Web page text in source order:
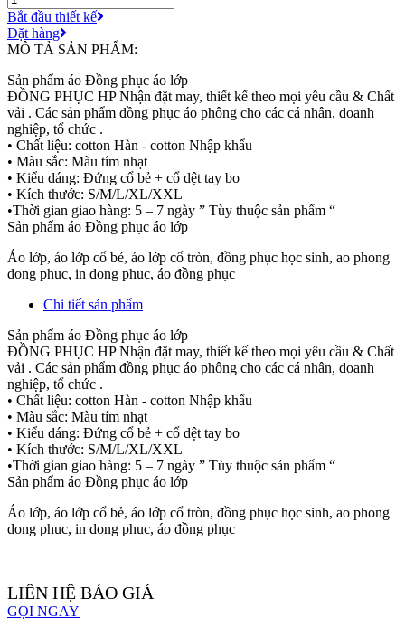
Bắt đầu thiết kế
Đặt hàng
MÔ TẢ SẢN PHẨM:
Sản phẩm áo Đồng phục áo lớp
ĐỒNG PHỤC HP Nhận đặt may, thiết kế theo mọi yêu cầu & Chất
vải . Các sản phẩm đồng phục áo phông cho các cá nhân, doanh
nghiệp, tổ chức .
• Chất liệu: cotton Hàn - cotton Nhập khẩu
• Màu sắc: Màu tím nhạt
• Kiểu dáng: Đứng cổ bẻ + cổ dệt tay bo
• Kích thước: S/M/L/XL/XXL
•Thời gian giao hàng: 5 – 7 ngày ” Tùy thuộc sản phẩm “
Sản phẩm áo Đồng phục áo lớp
Áo lớp, áo lớp cổ bẻ, áo lớp cổ tròn, đồng phục học sinh, ao phong
dong phuc, in dong phuc, áo đồng phục
Chi tiết sản phẩm
Sản phẩm áo Đồng phục áo lớp
ĐỒNG PHỤC HP Nhận đặt may, thiết kế theo mọi yêu cầu & Chất
vải . Các sản phẩm đồng phục áo phông cho các cá nhân, doanh
nghiệp, tổ chức .
• Chất liệu: cotton Hàn - cotton Nhập khẩu
• Màu sắc: Màu tím nhạt
• Kiểu dáng: Đứng cổ bẻ + cổ dệt tay bo
• Kích thước: S/M/L/XL/XXL
•Thời gian giao hàng: 5 – 7 ngày ” Tùy thuộc sản phẩm “
Sản phẩm áo Đồng phục áo lớp
Áo lớp, áo lớp cổ bẻ, áo lớp cổ tròn, đồng phục học sinh, ao phong
dong phuc, in dong phuc, áo đồng phục
LIÊN HỆ BÁO GIÁ
GỌI NGAY